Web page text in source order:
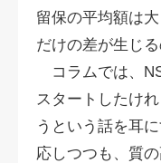
留保の平均額は
だけの差が生じ
コラムでは、
スタートしたけ
うという話を耳
応しつつも、質